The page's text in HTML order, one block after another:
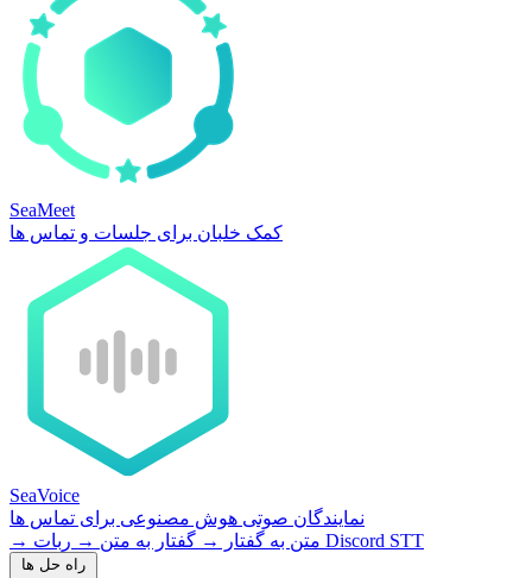
SeaMeet
کمک خلبان برای جلسات و تماس ها
SeaVoice
نمایندگان صوتی هوش مصنوعی برای تماس ها
→
متن به گفتار → گفتار به متن → ربات Discord STT